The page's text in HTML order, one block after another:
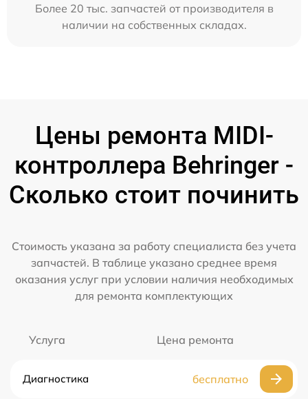
Более 20 тыс. запчастей от производителя в
наличии на собственных складах.
Цены ремонта MIDI-
контроллера Behringer -
Сколько стоит починить
Стоимость указана за работу специалиста без учета
запчастей. В таблице указано среднее время
оказания услуг при условии наличия необходимых
для ремонта комплектующих
Услуга Цена ремонта
Диагностика бесплатно